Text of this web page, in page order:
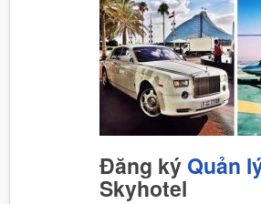
Đăng ký Quản
Skyhotel